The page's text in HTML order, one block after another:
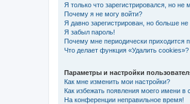
Я только что зарегистрировался, но не
Почему я не могу войти?
Я давно зарегистрирован, но больше не
Я забыл пароль!
Почему мне периодически приходится
Что делает функция «Удалить cookies»?
Параметры и настройки
Как мне изменить мои настройки?
Как избежать появления моего имени в
На конференции неправильное время!